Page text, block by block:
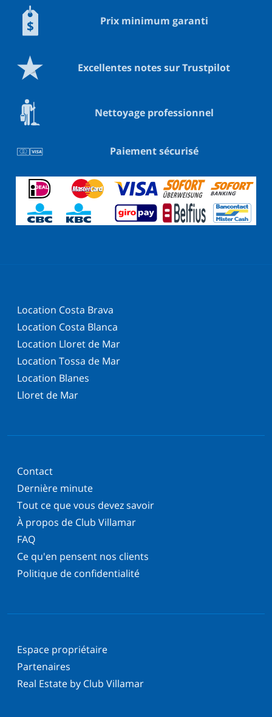
Prix minimum garanti
Excellentes notes sur Trustpilot
Nettoyage professionnel
Paiement sécurisé
Location Costa Brava
Location Costa Blanca
Location Lloret de Mar
Location Tossa de Mar
Location Blanes
Lloret de Mar
Contact
Dernière minute
Tout ce que vous devez savoir
À propos de Club Villamar
FAQ
Ce qu'en pensent nos clients
Politique de confidentialité
Espace propriétaire
Partenaires
Real Estate by Club Villamar